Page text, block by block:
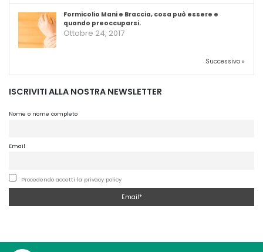
Formicolio Mani e Braccia, cosa può essere e
quando preoccuparsi.
Ottobre 24, 2017
Successivo »
ISCRIVITI ALLA NOSTRA NEWSLETTER
Nome o nome completo
Email
Procedendo accetti la privacy policy